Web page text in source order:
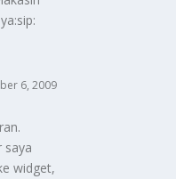
6, 2009
saya
widget,